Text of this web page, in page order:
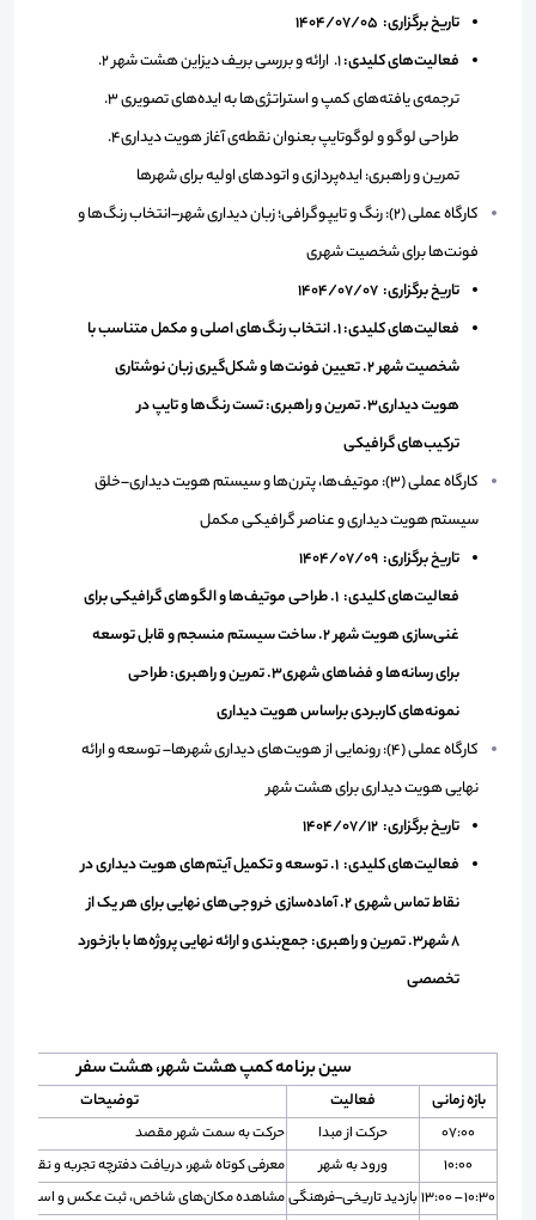
تاریخ برگزاری: 1404/07/05
فعالیت‌های کلیدی:
1. ارائه و بررسی بریف دیزاین هشت شهر 2.
ترجمه‌ی یافته‌های کمپ و استراتژی‌ها به ایده‌های تصویری 3.
طراحی لوگو و لوگوتایپ بعنوان نقطه‌ی آغاز هویت دیداری4.
تمرین و راهبری: ایده‌پردازی و اتودهای اولیه برای شهرها
کارگاه عملی (2): رنگ و تایپوگرافی؛ زبان دیداری شهر–انتخاب رنگ‌ها و
فونت‌ها برای شخصیت شهری
تاریخ برگزاری: 1404/07/07
فعالیت‌های کلیدی: 1. انتخاب رنگ‌های اصلی و مکمل متناسب با
شخصیت شهر 2. تعیین فونت‌ها و شکل‌گیری زبان نوشتاری
هویت دیداری3. تمرین و راهبری: تست رنگ‌ها و تایپ در
ترکیب‌های گرافیکی
کارگاه عملی (3): موتیف‌ها، پترن‌ها و سیستم هویت دیداری–خلق
سیستم هویت دیداری و عناصر گرافیکی مکمل
تاریخ برگزاری: 1404/07/09
فعالیت‌های کلیدی: 1. طراحی موتیف‌ها و الگوهای گرافیکی برای
غنی‌سازی هویت شهر 2. ساخت سیستم منسجم و قابل توسعه
برای رسانه‌ها و فضاهای شهری3. تمرین و راهبری: طراحی
نمونه‌های کاربردی براساس هویت دیداری
کارگاه عملی (4): رونمایی از هویت‌های دیداری شهرها– توسعه و ارائه
نهایی هویت دیداری برای هشت شهر
تاریخ برگزاری: 1404/07/12
فعالیت‌های کلیدی: 1. توسعه و تکمیل آیتم‌های هویت دیداری در
نقاط تماس شهری 2. آماده‌سازی خروجی‌های نهایی برای هر یک از
۸ شهر3. تمرین و راهبری: جمع‌بندی و ارائه نهایی پروژه‌ها با بازخورد
تخصصی
سین برنامه کمپ هشت شهر، هشت سفر​
بازه زمانی فعالیت توضیحات
۰۷:۰۰ حرکت از مبدا
حرکت به سمت شهر مقصد
۱۰:۰۰
ورود به شهر
معرفی کوتاه شهر، دریافت دفترچه تجربه و نقشه
۱۰:۳۰ – ۱۳:۰۰
بازدید تاریخی–فرهنگیمشاهده مکان‌های شاخص، ثبت عکس و اسکیس